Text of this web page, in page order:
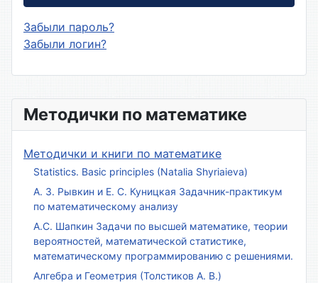
Методички по математике
Методички и книги по математике
Statistics. Basic principles (Natalia Shyriaieva)
А. З. Рывкин и Е. С. Куницкая Задачник-практикум
по математическому анализу
А.С. Шапкин Задачи по высшей математике, теории
вероятностей, математической статистике,
математическому программированию с решениями.
Алгебра и Геометрия (Толстиков А. В.)
Забыли пароль?
Забыли логин?